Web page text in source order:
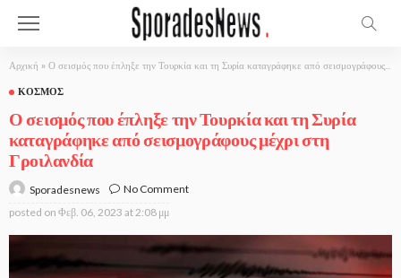
Αρχική » Ο σεισμός που έπληξε την Τουρκία και τη Συρία καταγράφηκε από σεισμογράφους μέχρι στη Γροιλανδία
ΚΌΣΜΟΣ
Ο σεισμός που έπληξε την Τουρκία και τη Συρία
καταγράφηκε από σεισμογράφους μέχρι στη
Γροιλανδία
Sporadesnews
No Comment
posted on Φεβ. 06, 2023 at 2:08 μμ